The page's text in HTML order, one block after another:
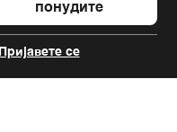
понудите
Пријавете се